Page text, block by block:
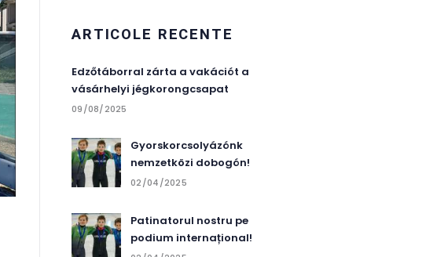
ARTICOLE RECENTE
Edzőtáborral zárta a vakációt a
vásárhelyi jégkorongcsapat
09/08/2025
Gyorskorcsolyázónk
nemzetközi dobogón!
02/04/2025
Patinatorul nostru pe
podium internațional!